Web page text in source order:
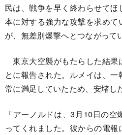
民は、戦争を早く終わらせて
本に対する強力な攻撃を求めて
が、無差別爆撃へとつながって
東京大空襲がもたらした結果
とに報告された。ルメイは、
常に満足していたため、安堵し
「アーノルドは、3月10日の
ってくれました。彼からの電